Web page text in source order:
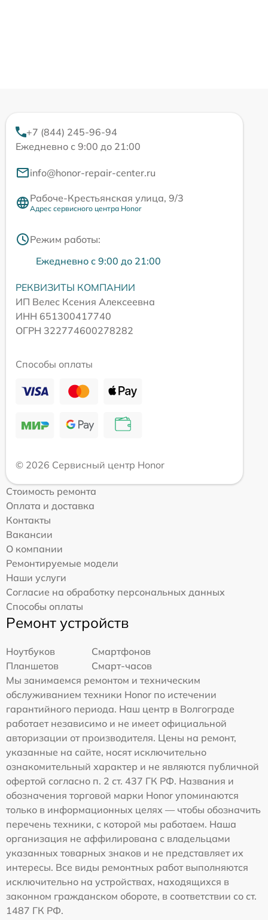
+7 (844) 245-96-94
Ежедневно с 9:00 до 21:00
info@honor-repair-center.ru
Рабоче-Крестьянская улица, 9/3
Адрес сервисного центра Honor
Режим работы:
Ежедневно с 9:00 до 21:00
РЕКВИЗИТЫ КОМПАНИИ
ИП Велес Ксения Алексеевна
ИНН 651300417740
ОГРН 322774600278282
Способы оплаты
© 2026 Сервисный центр Honor
Стоимость ремонта
Оплата и доставка
Контакты
Вакансии
О компании
Ремонтируемые модели
Наши услуги
Согласие на обработку персональных данных
Способы оплаты
Ремонт устройств
Ноутбуков
Смартфонов
Планшетов
Смарт-часов
Мы занимаемся ремонтом и техническим
обслуживанием техники Honor по истечении
гарантийного периода. Наш центр в Волгограде
работает независимо и не имеет официальной
авторизации от производителя. Цены на ремонт,
указанные на сайте, носят исключительно
ознакомительный характер и не являются публичной
офертой согласно п. 2 ст. 437 ГК РФ. Названия и
обозначения торговой марки Honor упоминаются
только в информационных целях — чтобы обозначить
перечень техники, с которой мы работаем. Наша
организация не аффилирована с владельцами
указанных товарных знаков и не представляет их
интересы. Все виды ремонтных работ выполняются
исключительно на устройствах, находящихся в
законном гражданском обороте, в соответствии со ст.
1487 ГК РФ.